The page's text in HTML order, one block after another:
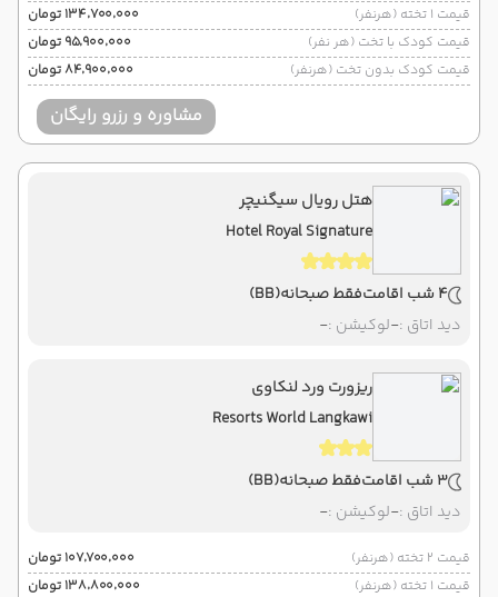
قیمت 1 تخته (هرنفر)
۱۳۴٬۷۰۰٬۰۰۰ تومان
قیمت کودک با تخت (هر نفر)
۹۵٬۹۰۰٬۰۰۰ تومان
قیمت کودک بدون تخت (هرنفر)
۸۴٬۹۰۰٬۰۰۰ تومان
مشاوره و رزرو رایگان
هتل رویال سیگنیچر
Hotel Royal Signature
4 شب اقامت فقط صبحانه(BB)
دید اتاق :-لوکیشن :-
ریزورت ورد لنکاوی
Resorts World Langkawi
3 شب اقامت فقط صبحانه(BB)
دید اتاق :-لوکیشن :-
قیمت 2 تخته (هرنفر)
۱۰۷٬۷۰۰٬۰۰۰ تومان
قیمت 1 تخته (هرنفر)
۱۳۸٬۸۰۰٬۰۰۰ تومان